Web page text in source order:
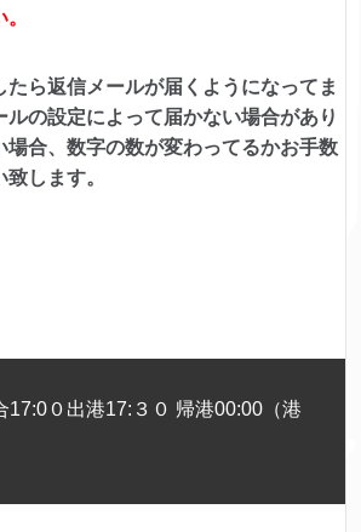
たら返信メールが届くようになってま
の設定によって届かない場合があり
合、 数字の数が変わってるかお手数
します。
０出港17:３０ 帰港00:00（港